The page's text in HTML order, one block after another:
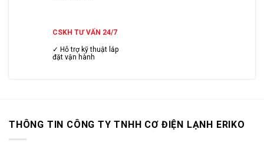
CSKH TƯ VẤN 24/7
✓ Hỗ trợ kỹ thuật lắp
đặt vận hành
THÔNG TIN CÔNG TY TNHH CƠ ĐIỆN LẠNH ERIKO